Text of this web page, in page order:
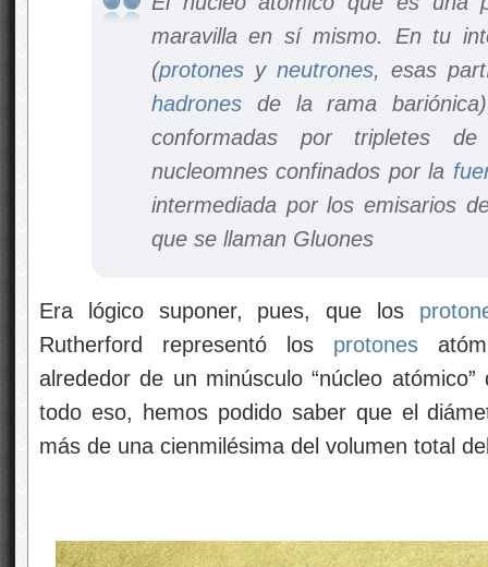
maravilla en sí mismo. En tu
(protones y neutrones, esas
hadrones de la rama
conformadas por tripletes
nucleomnes confinados por la
intermediada por los emisarios
que se llaman Gluones
Era lógico suponer, pues, que los
Rutherford representó los protones
alrededor de un minúsculo “núcleo
todo eso, hemos podido saber que el
más de una cienmilésima del volumen total